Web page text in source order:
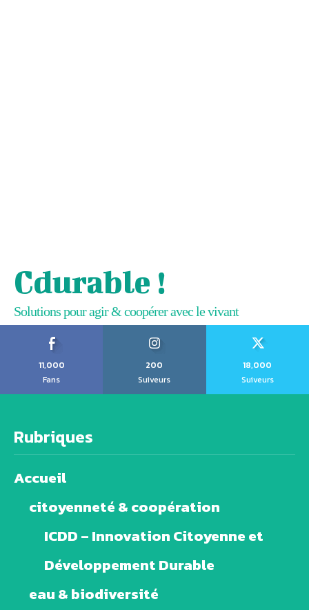
Cdurable !
Solutions pour agir & coopérer avec le vivant
11,000
Fans
200
Suiveurs
18,000
Suiveurs
Rubriques
Accueil
citoyenneté & coopération
ICDD – Innovation Citoyenne et
Développement Durable
eau & biodiversité